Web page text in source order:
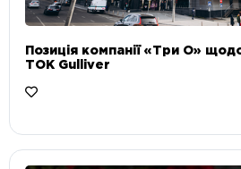
Позиція компанії «Три О»
ТОК Gulliver